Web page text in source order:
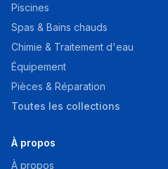
Piscines
Spas & Bains chauds
Chimie & Traitement d'eau
Équipement
Pièces & Réparation
Toutes les collections
À propos
À propos